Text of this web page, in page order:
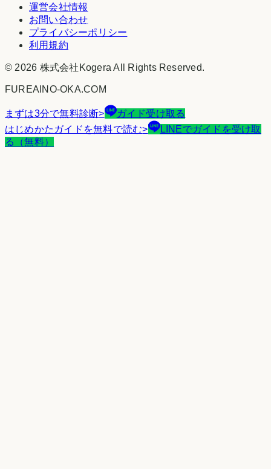
運営会社情報
お問い合わせ
プライバシーポリシー
利用規約
© 2026 株式会社Kogera All Rights Reserved.
FUREAINO-OKA.COM
まずは3分で無料診断>
ガイド受け取る
はじめかたガイドを無料で読む>
LINEでガイドを受け取
る（無料）